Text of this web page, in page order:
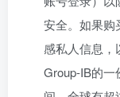
安全。如果购
感私人信息，
Group-IB的一